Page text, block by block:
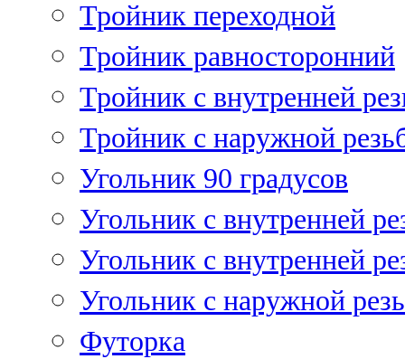
Тройник переходной
Тройник равносторонний
Тройник с внутренней
Тройник с наружной
Угольник 90 градусов
Угольник c внутренней
Угольник с внутренней
Угольник с наружной
Футорка